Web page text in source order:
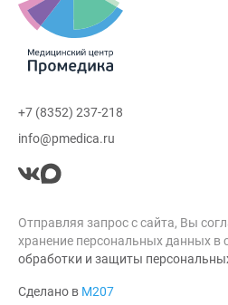
+7 (8352) 237-218
info@pmedica.ru
Отправляя запрос с сайта, Вы
хранение персональных данных в
обработки и защиты
Сделано в М207